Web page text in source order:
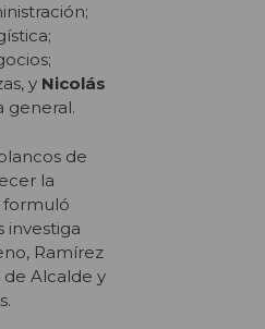
y Nicolás
general.
de
la
formuló
investiga
Ramírez
de Alcalde y